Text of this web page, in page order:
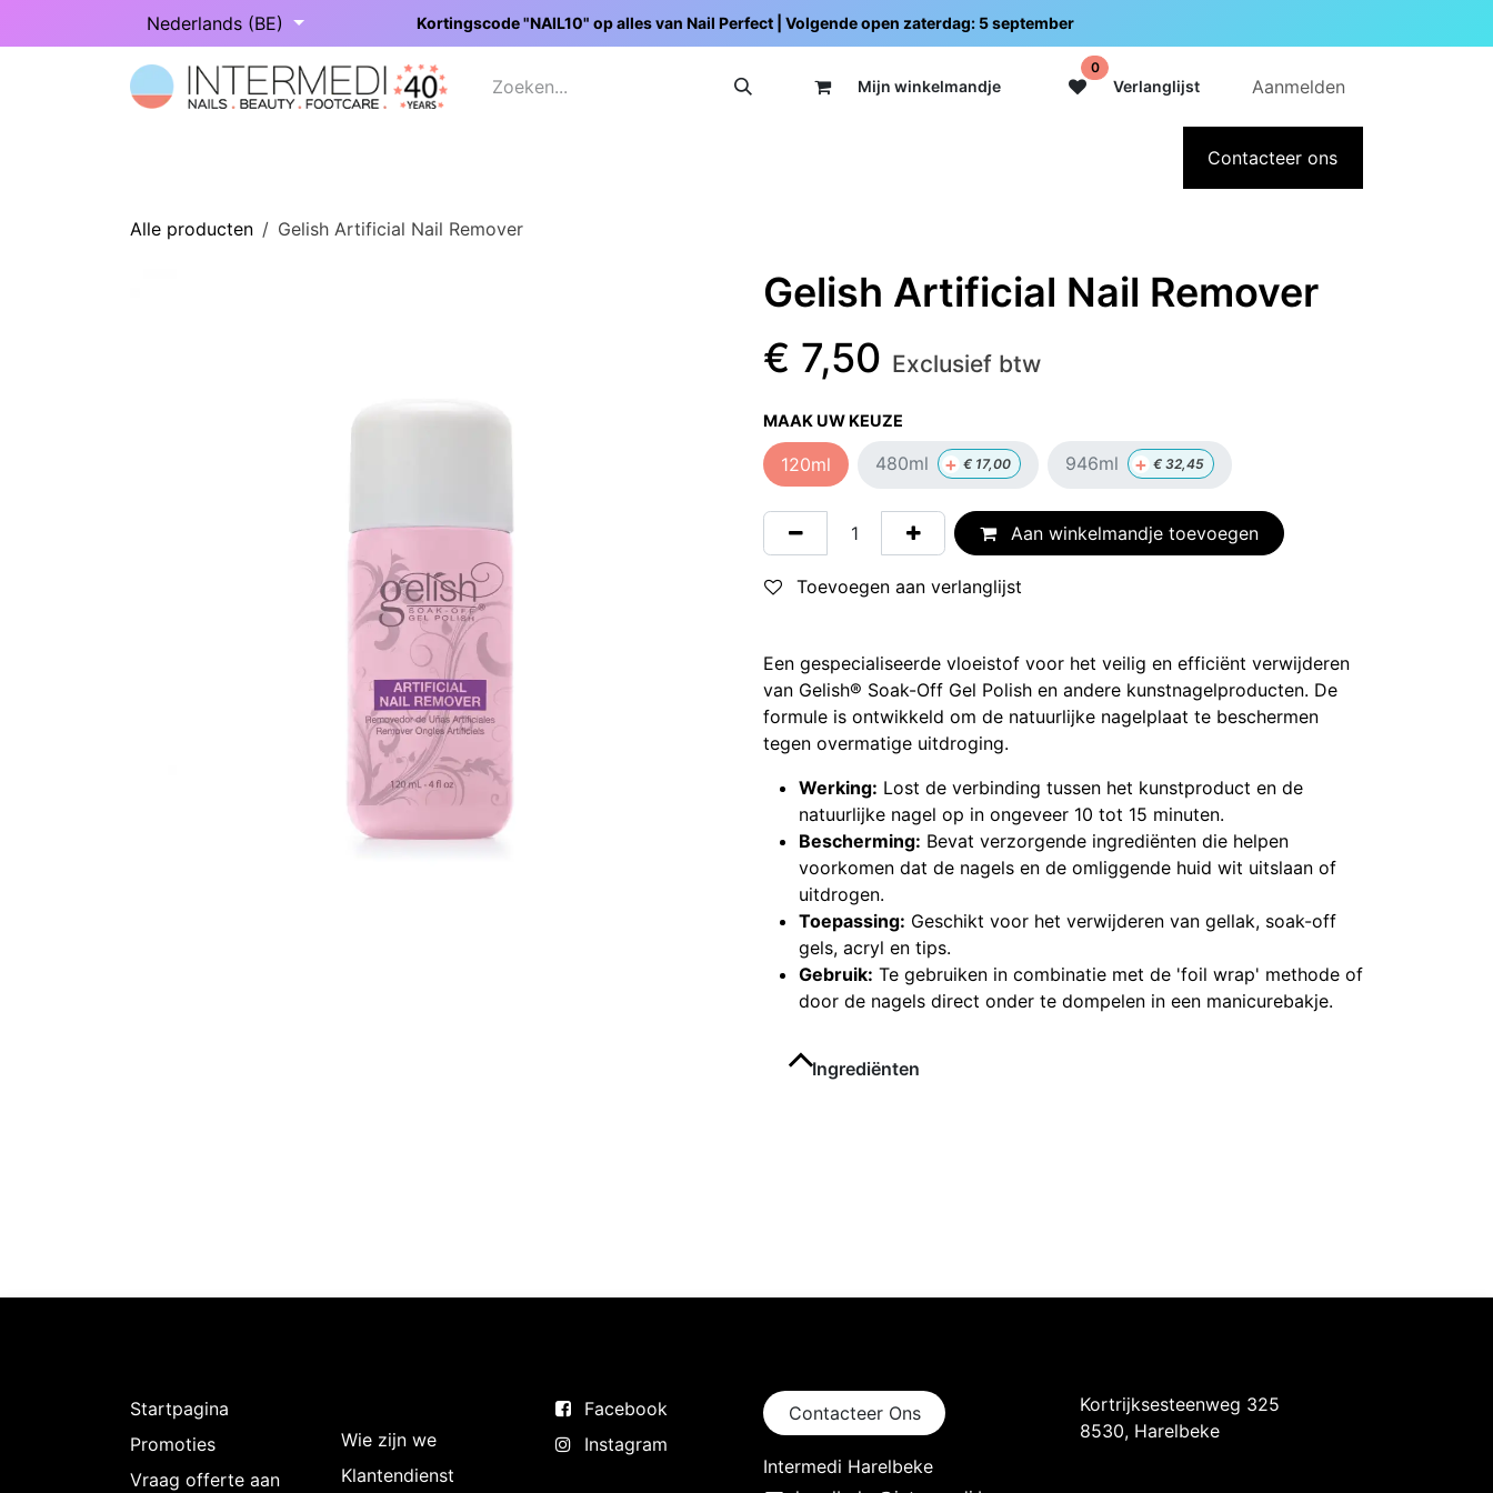
Overslaan naar inhoudNederlands (BE) Kortingscode "NAIL10" op alles van Nail Perfect | Volgende open zaterdag: 5 september
Mijn winkelmandje
0
Verlanglijst Aanmelden
Over IntermediContacteer ons
Alle producten Gelish Artificial Nail Remover
Gelish Artificial Nail Remover
Een gespecialiseerde vloeistof voor het veilig en efficiënt verwijderen
van Gelish® Soak-Off Gel Polish en andere kunstnagelproducten. De
formule is ontwikkeld om de natuurlijke nagelplaat te beschermen
tegen overmatige uitdroging.
Werking: Lost de verbinding tussen het kunstproduct en de
natuurlijke nagel op in ongeveer 10 tot 15 minuten.
Bescherming: Bevat verzorgende ingrediënten die helpen
voorkomen dat de nagels en de omliggende huid wit uitslaan of
uitdrogen.
Toepassing: Geschikt voor het verwijderen van gellak, soak-off
gels, acryl en tips.
Gebruik: Te gebruiken in combinatie met de 'foil wrap' methode of
door de nagels direct onder te dompelen in een manicurebakje.
Ingrediënten
€ 7,50 Exclusief btw
MAAK UW KEUZE
120ml 480ml + € 17,00 946ml + €32,45
Aan winkelmandje toevoegen
Toevoegen aan verlanglijst
Startpagina
Promoties
Vraag offerte aan
Wie zijn we
Klantendienst
Facebook
Instagram
Contacteer Ons
Intermedi Harelbeke
Kortrijksesteenweg 325
8530, Harelbeke